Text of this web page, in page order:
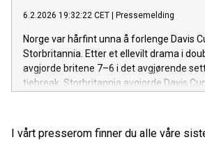
6.2.2026 19:32:22 CET | Pressemelding
Norge var hårfint unna å forlenge Davis
Storbritannia. Etter et ellevilt drama i
avgjorde britene 7–6 i det avgjørende
tiebreak. Storbritannia avgjorde Davis
I vårt presserom finner du alle våre